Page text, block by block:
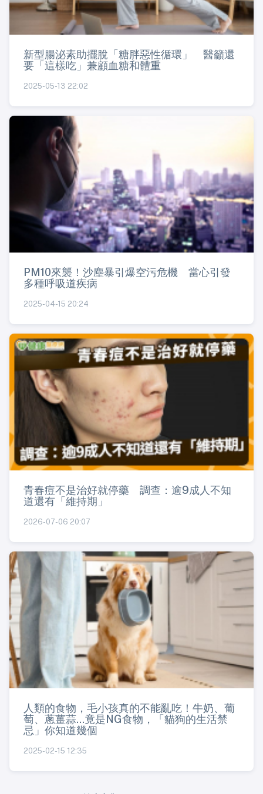
新型腸泌素助擺脫「糖胖惡性循環」 醫籲還
要「這樣吃」兼顧血糖和體重
2025-05-13 22:02
PM10來襲！沙塵暴引爆空污危機 當心引發
多種呼吸道疾病
2025-04-15 20:24
青春痘不是治好就停藥 調查：逾9成人不知
道還有「維持期」
2026-07-06 20:07
人類的食物，毛小孩真的不能亂吃！牛奶、葡
萄、蔥薑蒜...竟是NG食物，「貓狗的生活禁
忌」你知道幾個
2025-02-15 12:35